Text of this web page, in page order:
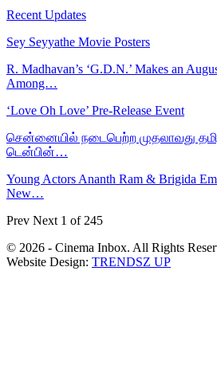
Recent Updates
Sey Seyyathe Movie Posters
R. Madhavan’s ‘G.D.N.’ Makes an
Among…
‘Love Oh Love’ Pre-Release Event
சென்னையில் நடைபெற்ற முதலாவது
டென்பின்…
Young Actors Ananth Ram & Brigida
New…
Prev Next 1 of 245
© 2026 - Cinema Inbox. All Rights
Website Design: TRENDSZ UP